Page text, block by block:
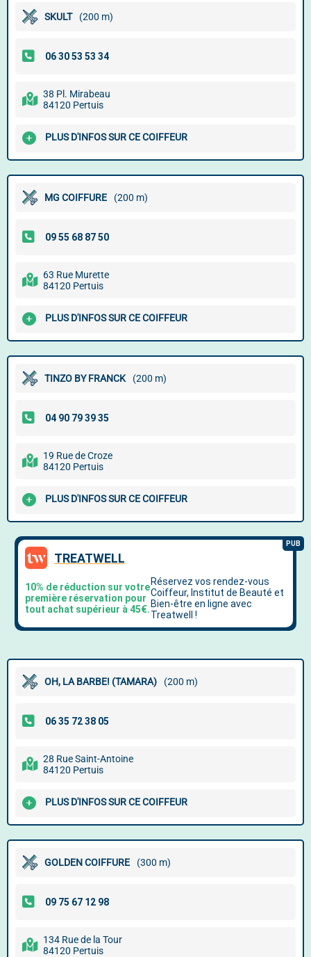
SKULT (200 m)
38 Pl. Mirabeau
84120 Pertuis
PLUS D'INFOS SUR CE COIFFEUR
MG COIFFURE (200 m)
63 Rue Murette
84120 Pertuis
PLUS D'INFOS SUR CE COIFFEUR
TINZO BY FRANCK (200 m)
19 Rue de Croze
84120 Pertuis
PLUS D'INFOS SUR CE COIFFEUR
OH, LA BARBE! (TAMARA) (200 m)
28 Rue Saint-Antoine
84120 Pertuis
PLUS D'INFOS SUR CE COIFFEUR
GOLDEN COIFFURE (300 m)
134 Rue de la Tour
84120 Pertuis